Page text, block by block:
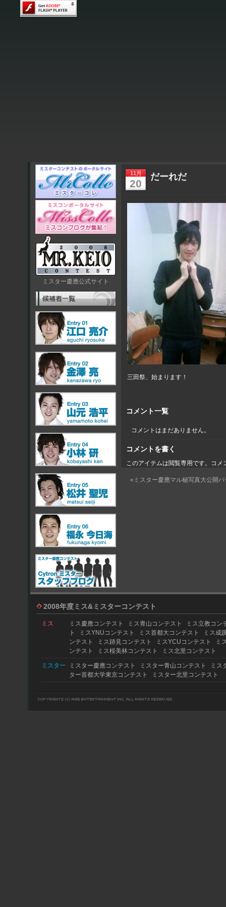
だーれだ
11月
20
三田祭、始まります！
コメント一覧
コメントはまだありません。
コメントを書く
このアイテムは閲覧専用です。コ
«ミスター慶應マル秘写真大公開パ
ミスター慶應公式サイト
2008年度ミス&ミスターコンテスト
ミス ミス慶應コンテスト ミス青山コンテスト
ミス立教コン
ト
ミスYNUコンテスト ミス首都大コンテスト
ミス成
ンテスト
ミス跡見コンテスト ミスYCUコンテスト
ミ
ンテスト
ミス桜美林コンテスト ミス北里コンテスト
ミスター ミスター慶應コンテスト ミスター青山コンテスト
ミス
ター首都大学東京コンテスト
ミスター北里コンテスト